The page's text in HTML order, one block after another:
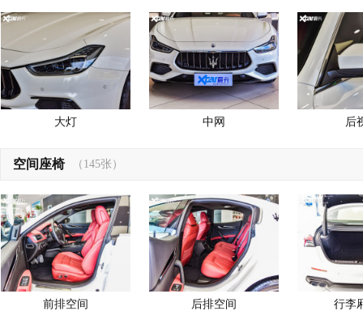
大灯 中网 后
空间座椅 （145张）
前排空间 后排空间 行李